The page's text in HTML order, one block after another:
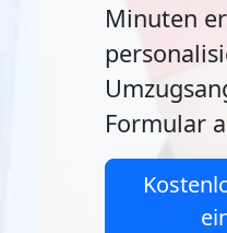
Minuten
Formular